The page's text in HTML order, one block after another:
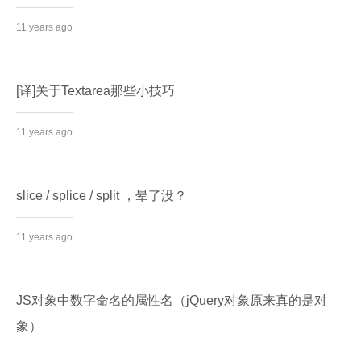
11 years ago
[译]关于Textarea那些小技巧
11 years ago
slice / splice / split ，晕了没？
11 years ago
JS对象中数字命名的属性名（jQuery对象原来真的是对
象）